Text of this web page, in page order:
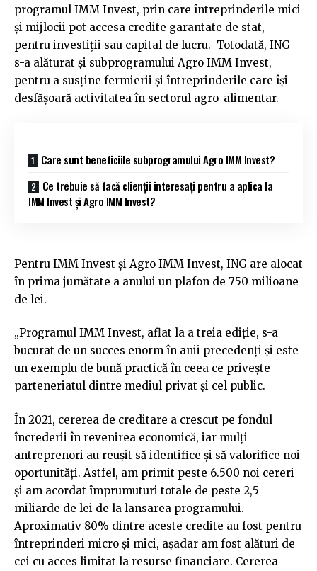
programul IMM Invest, prin care întreprinderile mici
și mijlocii pot accesa credite garantate de stat,
pentru investiții sau capital de lucru. Totodată, ING
s-a alăturat și subprogramului Agro IMM Invest,
pentru a susține fermierii și întreprinderile care își
desfășoară activitatea în sectorul agro-alimentar.
Care sunt beneficiile subprogramului Agro IMM Invest?
Ce trebuie să facă clienții interesați pentru a aplica la
IMM Invest și Agro IMM Invest?
Pentru IMM Invest și Agro IMM Invest, ING are alocat
în prima jumătate a anului un plafon de 750 milioane
de lei.
„Programul IMM Invest, aflat la a treia ediție, s-a
bucurat de un succes enorm în anii precedenți și este
un exemplu de bună practică în ceea ce privește
parteneriatul dintre mediul privat și cel public.
În 2021, cererea de creditare a crescut pe fondul
încrederii în revenirea economică, iar mulți
antreprenori au reușit să identifice și să valorifice noi
oportunități. Astfel, am primit peste 6.500 noi cereri
și am acordat împrumuturi totale de peste 2,5
miliarde de lei de la lansarea programului.
Aproximativ 80% dintre aceste credite au fost pentru
întreprinderi micro și mici, așadar am fost alături de
cei cu acces limitat la resurse financiare. Cererea